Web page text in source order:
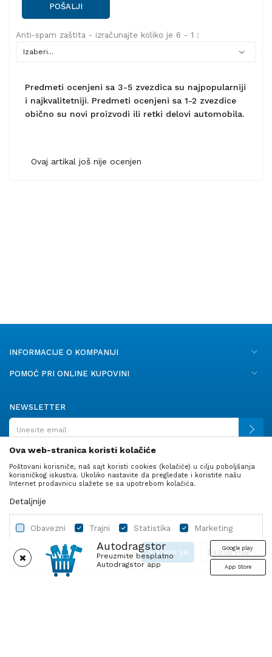
Autodragstor
Preuzmite besplatno
Autodragstor app
Google play
App Store
POŠALJI
Anti-spam zaštita - izračunajte koliko je 6 - 1 :
Predmeti ocenjeni sa 3-5 zvezdica su najpopularniji
i najkvalitetniji. Predmeti ocenjeni sa 1-2 zvezdice
obično su novi proizvodi ili retki delovi automobila.
Ovaj artikal još nije ocenjen
INFORMACIJE O KOMPANIJI
POMOĆ PRI ONLINE KUPOVINI
NEWSLETTER
PRATITE NAS
Autodelovi Ulje i tečnosti
Ova web-stranica koristi kolačiće
Poštovani korisniče, naš sajt koristi cookies (kolačiće) u cilju poboljšanja
korisničkog iskustva. Ukoliko nastavite da pregledate i koristite našu
Internet prodavnicu slažete se sa upotrebom kolačića.
Detaljnije
Obavezni Trajni Statistika Marketing
Saznaj više
Slažem se